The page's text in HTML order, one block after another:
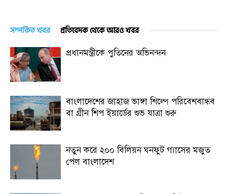
সম্পর্কিত খবর প্রতিবেদক থেকে আরও খবর
প্রধানমন্ত্রীকে পুতিনের অভিনন্দন
বাংলাদেশের জাহাজ ভাঙ্গা শিল্পে পরিবেশবান্ধব
বা গ্রীন শিপ ইয়ার্ডের শুভ যাত্রা শুরু
নতুন করে ২০০ বিলিয়ন ঘনফুট গ্যাসের মজুত
পেল বাংলাদেশ